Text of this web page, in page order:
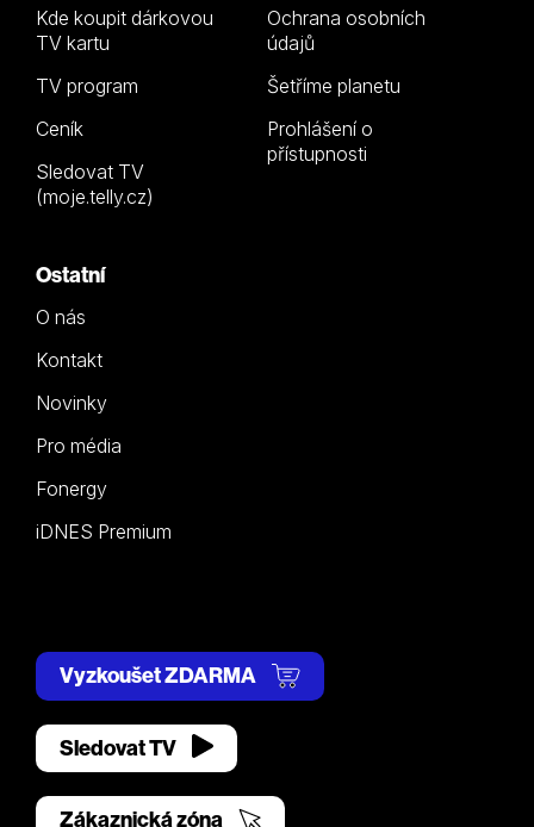
Kde koupit dárkovou
TV kartu
TV program
Ceník
Sledovat TV
(moje.telly.cz)
Ochrana osobních
údajů
Šetříme planetu
Prohlášení o
přístupnosti
Ostatní
O nás
Kontakt
Novinky
Pro média
Fonergy
iDNES Premium
Vyzkoušet ZDARMA
Sledovat TV
Zákaznická zóna